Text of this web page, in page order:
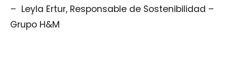
– Leyla Ertur, Responsable de Sostenibilidad –
Grupo H&M